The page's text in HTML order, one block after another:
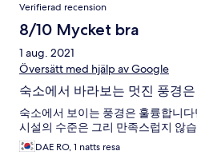
Verifierad recension
8/10 Mycket bra
1 aug. 2021
Översätt med hjälp av Google
숙소에서 바라보는 멋진 풍경
숙소에서 보이는 풍경은 훌륭합니
시설의 수준은 그리 만족스럽지 않
DAE RO, 1 natts resa